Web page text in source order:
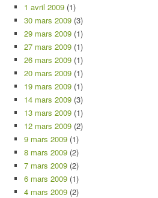
1 avril 2009 (1)
30 mars 2009 (3)
29 mars 2009 (1)
27 mars 2009 (1)
26 mars 2009 (1)
20 mars 2009 (1)
19 mars 2009 (1)
14 mars 2009 (3)
13 mars 2009 (1)
12 mars 2009 (2)
9 mars 2009 (1)
8 mars 2009 (2)
7 mars 2009 (2)
6 mars 2009 (1)
4 mars 2009 (2)